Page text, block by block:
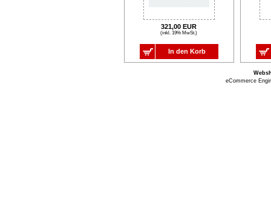
321,00 EUR
(inkl. 19% MwSt.)
In den Korb
eCommerce